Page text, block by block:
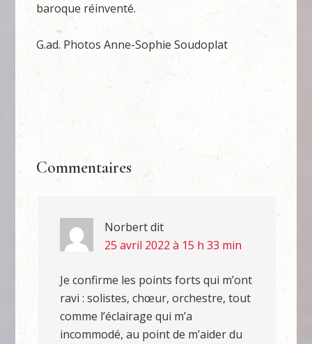
baroque réinventé.
G.ad. Photos Anne-Sophie Soudoplat
Commentaires
Norbertdit
25 avril 2022 à 15 h 33 min
Je confirme les points forts qui m’ont
ravi : solistes, chœur, orchestre, tout
comme l’éclairage qui m’a
incommodé, au point de m’aider du